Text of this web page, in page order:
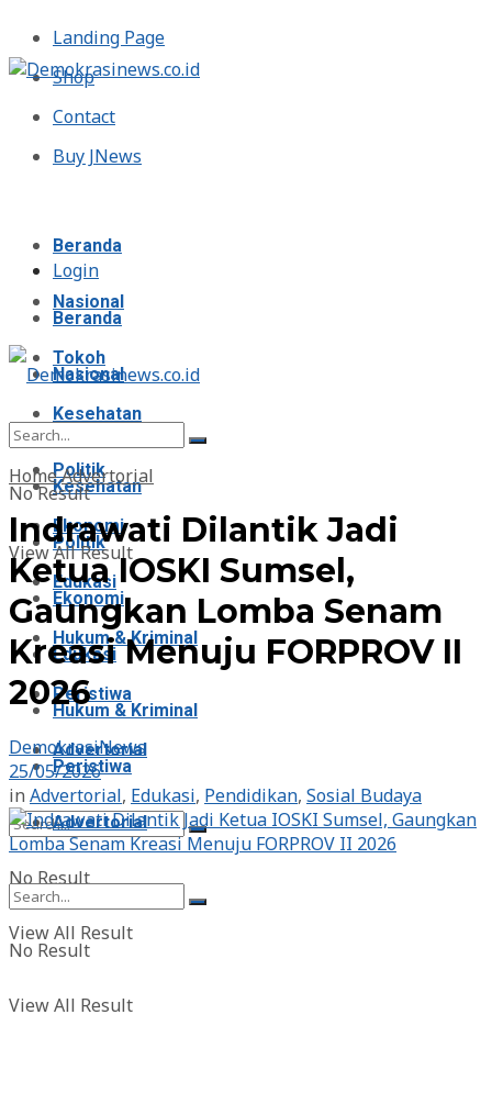
Landing Page
Shop
Contact
Buy JNews
Login
Beranda
Nasional
Tokoh
Kesehatan
Politik
Ekonomi
Edukasi
Hukum & Kriminal
Peristiwa
Advertorial
No Result
View All Result
Beranda
Nasional
Tokoh
Kesehatan
Politik
Ekonomi
Edukasi
Hukum & Kriminal
Peristiwa
Advertorial
No Result
View All Result
No Result
View All Result
HomeAdvertorial
Indrawati Dilantik Jadi
Ketua IOSKI Sumsel,
Gaungkan Lomba Senam
Kreasi Menuju FORPROV II
2026
DemokrasiNews
25/05/2026
in Advertorial, Edukasi, Pendidikan, Sosial Budaya